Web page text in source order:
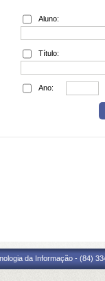
Aluno:
Título:
Ano:
da Informação - (84)